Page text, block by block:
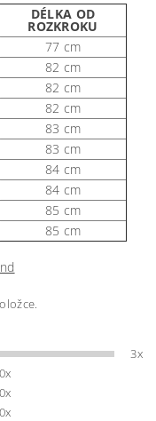
DÉLKA OD
ROZKROKU
77 cm
82 cm
82 cm
82 cm
83 cm
83 cm
84 cm
84 cm
85 cm
85 cm
3x
0x
0x
0x